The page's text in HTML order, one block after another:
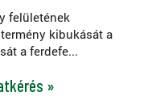
felületének
kibukását a
a ferdefe...
»